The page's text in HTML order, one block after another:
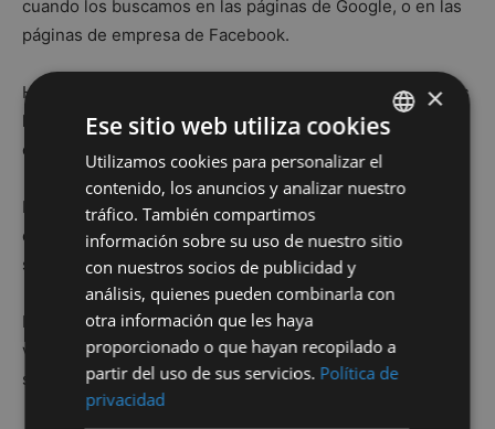
cuando los buscamos en las páginas de Google, o en las
páginas de empresa de Facebook.
Hay negocios en los que las opiniones de los usuarios es
la principal razón para contratar un servicio o producto,
como en el caso de hoteles y residencias vacacionales.
Las opiniones de los usuarioscon respecto a la marca de
empresa y sus servicios, es algo habitual en redes
sociales.
Hay inmobiliarias que, conscientes de la buena
valoración de sus clientes, incluyen esas opiniones en
sus propias webs, a través de páginas de terceros.
SPANISH
EN
×
Ese sitio web utiliza cookies
Utilizamos cookies para personalizar el
contenido, los anuncios y analizar nuestro
tráfico. También compartimos
información sobre su uso de nuestro sitio
con nuestros socios de publicidad y
análisis, quienes pueden combinarla con
otra información que les haya
proporcionado o que hayan recopilado a
partir del uso de sus servicios. Política de
privacidad